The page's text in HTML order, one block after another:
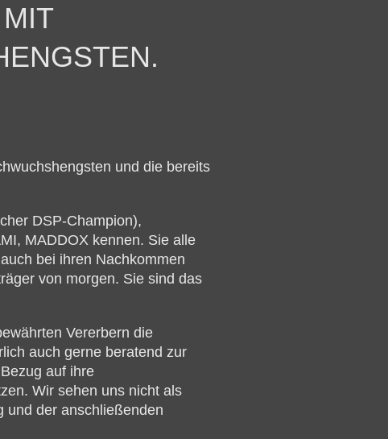
und die bereits
DSP-Champion),
MADDOX kennen. Sie alle
bei ihren Nachkommen
von morgen. Sie sind das
Vererbern die
auch gerne beratend zur
auf ihre
Wir sehen uns nicht als
und der anschließenden